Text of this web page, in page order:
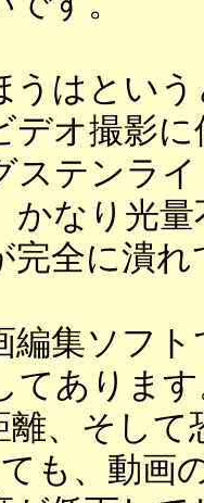
うはとい
デオ撮影
ステンラ
かなり光量
完全に潰れ
編集ソフト
てありま
離、そして
も、動画